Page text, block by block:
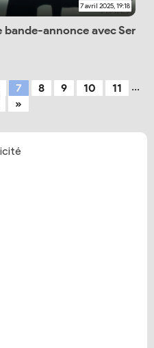
7 avril 2025, 19:18
annonce avec
7 8 9 10 11
...
»